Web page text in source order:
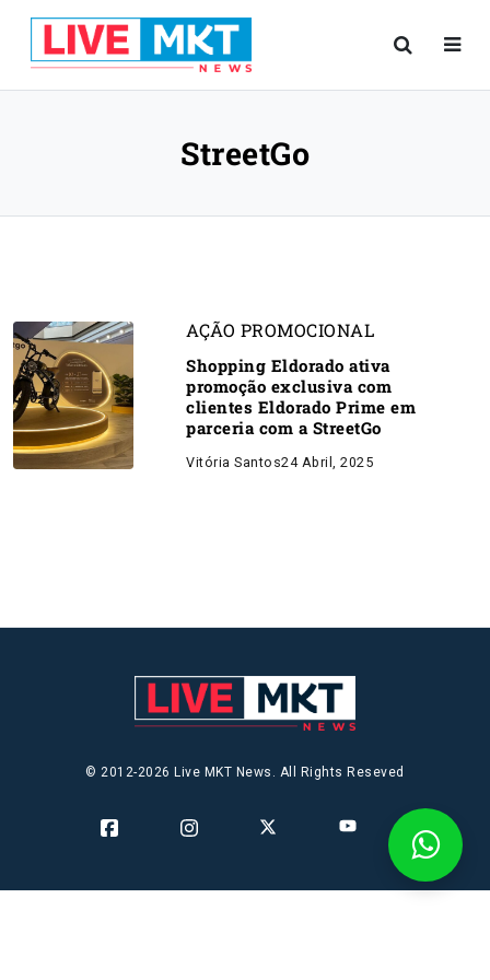
StreetGo
AÇÃO PROMOCIONAL
Shopping Eldorado ativa
promoção exclusiva com
clientes Eldorado Prime em
parceria com a StreetGo
Vitória Santos24 Abril, 2025
© 2012-2026 Live MKT News. All Rights Reseved